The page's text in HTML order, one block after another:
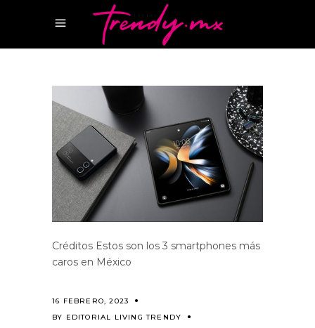
Créditos Estos son los 3 smartphones más
caros en México
16 FEBRERO, 2023
BY EDITORIAL LIVING TRENDY